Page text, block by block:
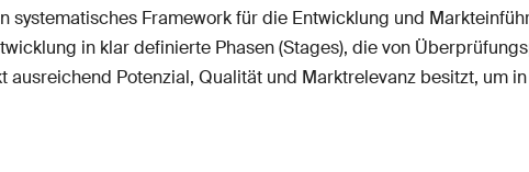
systematisches Framework für die Entwicklung und
in klar definierte Phasen (Stages), die von
Potenzial, Qualität und Marktrelevanz besitzt, um